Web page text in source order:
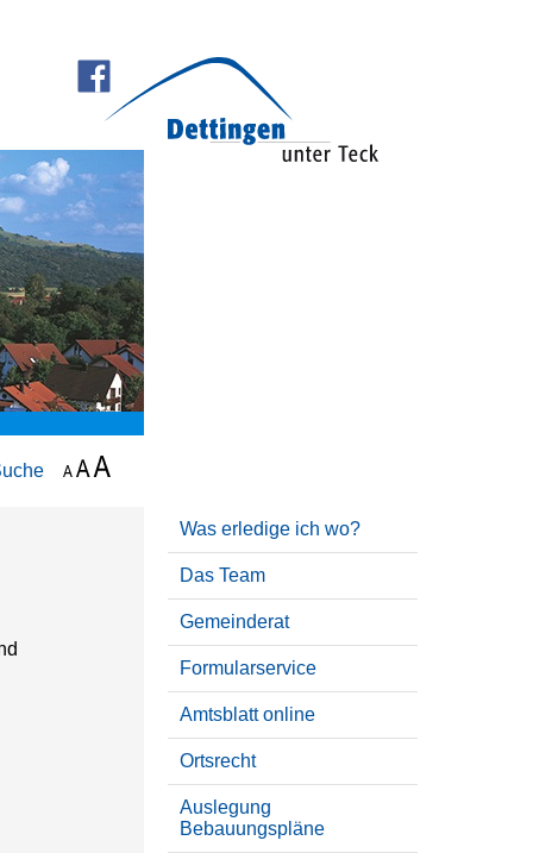
Was erledige ich wo?
Das Team
Gemeinderat
Formularservice
Amtsblatt online
Ortsrecht
Auslegung
Bebauungspläne